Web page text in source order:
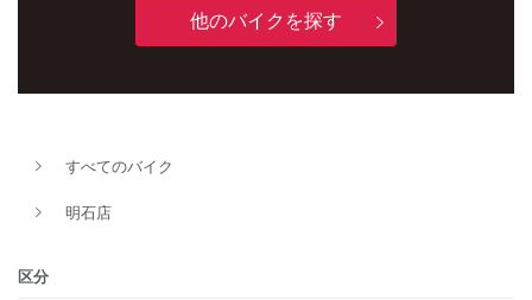
他のバイクを探す
すべてのバイク
明石店
区分
新車 中古車